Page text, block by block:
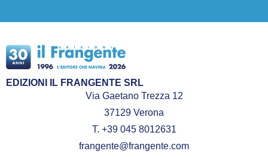
EDIZIONI IL FRANGENTE SRL
Via Gaetano Trezza 12
37129 Verona
T. +39 045 8012631
frangente@frangente.com